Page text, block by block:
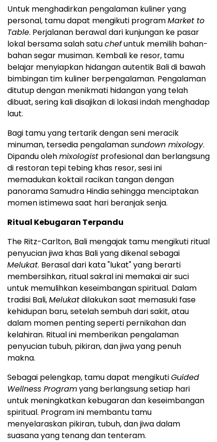
Untuk menghadirkan pengalaman kuliner yang
personal, tamu dapat mengikuti programMarket to
Table. Perjalanan berawal dari kunjungan ke pasar
lokal bersama salah satuchefuntuk memilih bahan-
bahan segar musiman. Kembali ke resor, tamu
belajar menyiapkan hidangan autentik Bali di bawah
bimbingan tim kuliner berpengalaman. Pengalaman
ditutup dengan menikmati hidangan yang telah
dibuat, sering kali disajikan di lokasi indah menghadap
laut.
Bagi tamu yang tertarik dengan seni meracik
minuman, tersedia pengalamansundown mixology.
Dipandu olehmixologist profesional dan berlangsung
di restoran tepi tebing khas resor, sesi ini
memadukan koktail racikan tangan dengan
panorama Samudra Hindia sehingga menciptakan
momen istimewa saat hari beranjak senja.
Ritual Kebugaran Terpandu
The Ritz-Carlton, Bali mengajak tamu mengikuti ritual
penyucian jiwa khas Bali yang dikenal sebagai
Melukat. Berasal dari kata "lukat" yang berarti
membersihkan, ritual sakral ini memakai air suci
untuk memulihkan keseimbangan spiritual. Dalam
tradisi Bali,Melukatdilakukan saat memasuki fase
kehidupan baru, setelah sembuh dari sakit, atau
dalam momen penting seperti pernikahan dan
kelahiran. Ritual ini memberikan pengalaman
penyucian tubuh, pikiran, dan jiwa yang penuh
makna.
Sebagai pelengkap, tamu dapat mengikutiGuided
Wellness Programyang berlangsung setiap hari
untuk meningkatkan kebugaran dan keseimbangan
spiritual. Program ini membantu tamu
menyelaraskan pikiran, tubuh, dan jiwa dalam
suasana yang tenang dan tenteram.